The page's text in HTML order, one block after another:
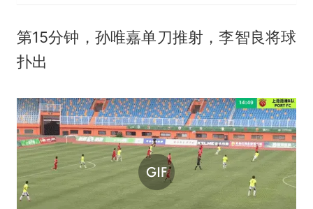
第15分钟，孙唯嘉单刀推射，李智良将球
扑出